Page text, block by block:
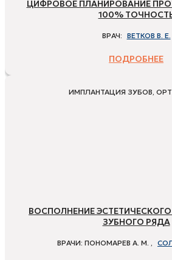
ЦИФРОВОЕ ПЛАНИРОВАНИЕ
100%
ВРАЧ: ВЕТКОВ В. Е.
ПОДРОБНЕЕ
ИМПЛАНТАЦИЯ ЗУБОВ,
ВОСПОЛНЕНИЕ
ЗУБНОГО РЯДА
ВРАЧИ: ПОНОМАРЕВ А. М. ,